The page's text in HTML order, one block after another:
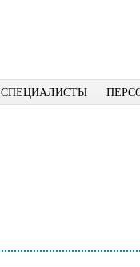
СПЕЦИАЛИСТЫ